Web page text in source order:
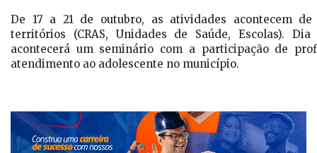
De 17 a 21 de outubro, as atividades acontecem
territórios (CRAS, Unidades de Saúde, Escolas).
acontecerá um seminário com a participação de
atendimento ao adolescente no município.